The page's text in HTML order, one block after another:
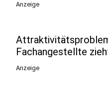
Anzeige
Fachangestellte
Anzeige